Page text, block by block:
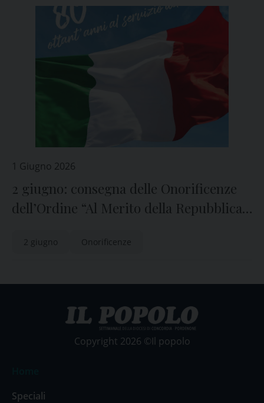
1 Giugno 2026
2 giugno: consegna delle Onorificenze
dell’Ordine “Al Merito della Repubblica
2 giugno Onorificenze
Copyright 2026 ©Il popolo
Speciali